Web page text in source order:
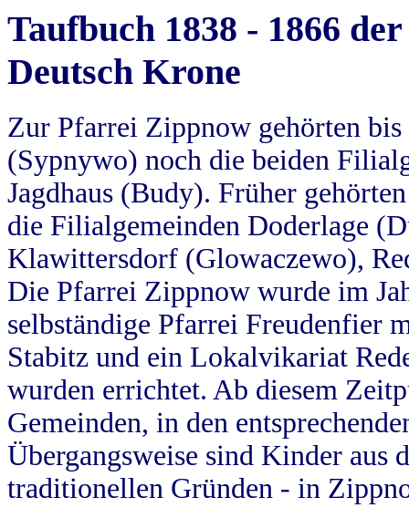
Taufbuch 1838 - 1866
Deutsch Krone
Zur Pfarrei Zippnow gehörten
(Sypnywo) noch die beiden
Jagdhaus (Budy). Früher
die Filialgemeinden Doderlage
Klawittersdorf (Glowaczewo),
Die Pfarrei Zippnow wurde im
selbständige Pfarrei Freudenfier
Stabitz und ein Lokalvikariat
wurden errichtet. Ab diesem
Gemeinden, in den
Übergangsweise sind Kinder aus
traditionellen Gründen - in